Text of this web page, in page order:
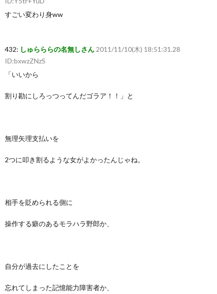
すごい変わり身ww
432: しゅらららの名無しさん 2011/11/10(木) 18:51:31.28
ID:bxwzZNzS
「いいから
割り勘にしろっつってんだゴラア！！」と
無理矢理支払いを
2つに叩き割るような女がよかったんじゃね。
相手を貶められる側に
操作する癖のあるモラハラ野郎か、
自分が過去にしたことを
忘れてしまった記憶能力障害者か、